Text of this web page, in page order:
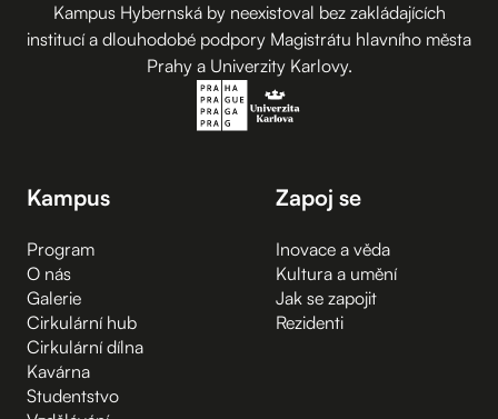
Kampus Hybernská by neexistoval bez zakládajících
institucí a dlouhodobé podpory Magistrátu hlavního města
Prahy a Univerzity Karlovy.
Kampus
Program
O nás
Galerie
Cirkulární hub
Cirkulární dílna
Kavárna
Studentstvo
Zapoj se
Inovace a věda
Kultura a umění
Jak se zapojit
Rezidenti